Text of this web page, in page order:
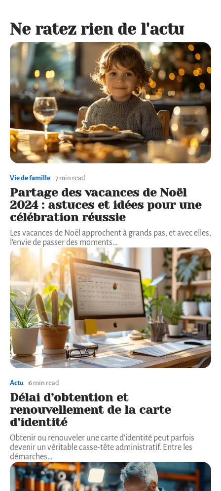
Ne ratez rien de l'actu
Vie de famille 7 min read
Partage des vacances de Noël
2024 : astuces et idées pour une
célébration réussie
Les vacances de Noël approchent à grands pas, et avec elles,
l'envie de passer des moments…
Actu 6 min read
Délai d’obtention et
renouvellement de la carte
d’identité
Obtenir ou renouveler une carte d'identité peut parfois
devenir un véritable casse-tête administratif. Entre les
démarches…